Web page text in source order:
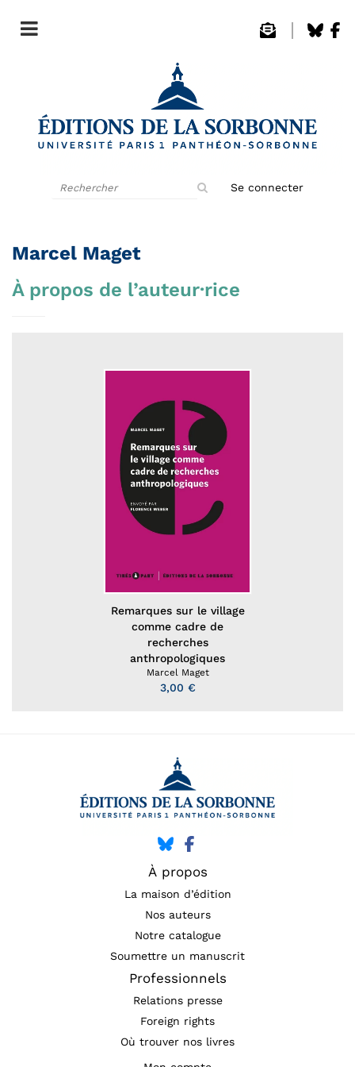
Se connecter
Marcel Maget
À propos de l’auteur·rice
Remarques sur le village
comme cadre de
recherches
anthropologiques
Marcel Maget
3,00 €
À propos
La maison d’édition
Nos auteurs
Notre catalogue
Soumettre un manuscrit
Professionnels
Relations presse
Foreign rights
Où trouver nos livres